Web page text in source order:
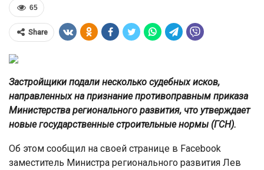
65
Share
Застройщики подали несколько судебных исков,
направленных на признание противоправным приказа
Министерства регионального развития, что утверждает
новые государственные строительные нормы (ГСН).
Об этом сообщил на своей странице в Facebook
заместитель Министра регионального развития Лев